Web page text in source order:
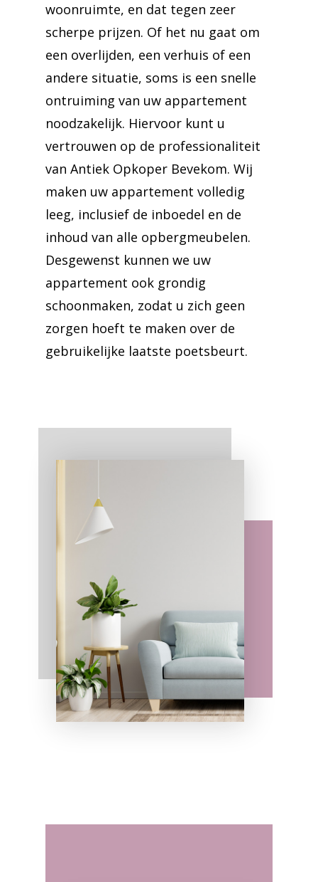
woonruimte, en dat tegen zeer
scherpe prijzen. Of het nu gaat om
een overlijden, een verhuis of een
andere situatie, soms is een snelle
ontruiming van uw appartement
noodzakelijk. Hiervoor kunt u
vertrouwen op de professionaliteit
van Antiek Opkoper Bevekom. Wij
maken uw appartement volledig
leeg, inclusief de inboedel en de
inhoud van alle opbergmeubelen.
Desgewenst kunnen we uw
appartement ook grondig
schoonmaken, zodat u zich geen
zorgen hoeft te maken over de
gebruikelijke laatste poetsbeurt.